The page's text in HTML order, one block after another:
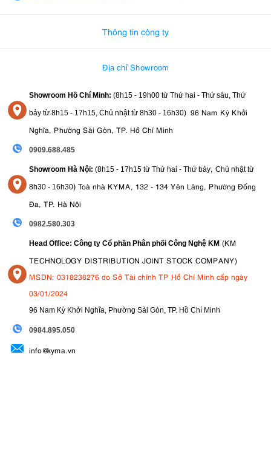
Thông tin công ty
Địa chỉ Showroom
Showroom Hồ Chí Minh: (8h15 - 19h00 từ Thứ hai - Thứ sáu, Thứ
bảy từ 8h15 - 17h15, Chủ nhật từ 8h30 - 16h30) 96 Nam Kỳ Khởi
Nghĩa, Phường Sài Gòn, TP. Hồ Chí Minh
0909.688.485
Showroom Hà Nội: (8h15 - 17h15 từ Thứ hai - Thứ bảy, Chủ nhật từ
8h30 - 16h30) Toà nhà KYMA, 132 - 134 Yên Lãng, Phường Đống
Đa, TP. Hà Nội
0982.580.303
Head Office: Công ty Cổ phần Phân phối Công Nghệ KM (KM
TECHNOLOGY DISTRIBUTION JOINT STOCK COMPANY)
MSDN: 0318238276 do Sở Tài chính TP Hồ Chí Minh cấp ngày
03/01/2024
96 Nam Kỳ Khởi Nghĩa, Phường Sài Gòn, TP. Hồ Chí Minh
0984.895.050
info@kyma.vn